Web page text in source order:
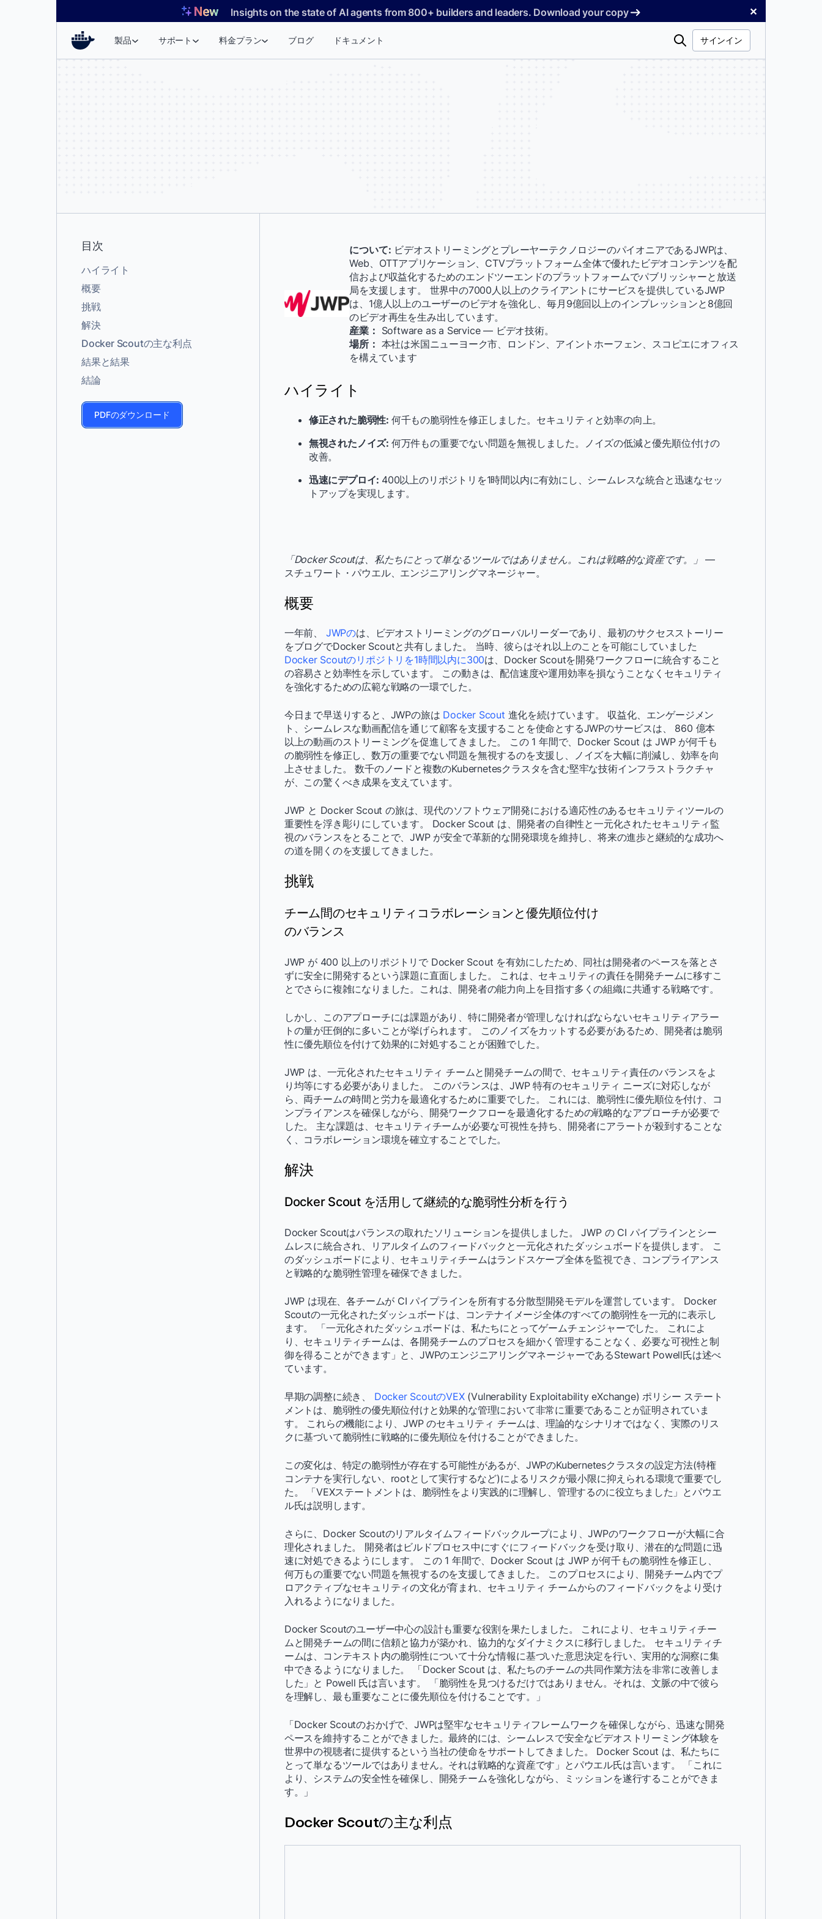
Insights on the state of AI agents from 800+ builders and leaders. Download your copy ✕
製品 サポート 料金プラン ブログ ドキュメント
検
サインイン
目次
ハイライト
概要
挑戦
解決
Docker Scoutの主な利点
結果と結果
結論
PDFのダウンロード
について: ビデオストリーミングとプレーヤーテクノロジーのパイオニアであるJWPは、
Web、OTTアプリケーション、CTVプラットフォーム全体で優れたビデオコンテンツを配
信および収益化するためのエンドツーエンドのプラットフォームでパブリッシャーと放送
局を支援します。 世界中の7000人以上のクライアントにサービスを提供しているJWP
は、1億人以上のユーザーのビデオを強化し、毎月9億回以上のインプレッションと8億回
のビデオ再生を生み出しています。
産業： Software as a Service — ビデオ技術。
場所： 本社は米国ニューヨーク市、ロンドン、アイントホーフェン、スコピエにオフィス
を構えています
ハイライト
修正された脆弱性: 何千もの脆弱性を修正しました。セキュリティと効率の向上。
無視されたノイズ: 何万件もの重要でない問題を無視しました。ノイズの低減と優先順位付けの
改善。
迅速にデプロイ: 400以上のリポジトリを1時間以内に有効にし、シームレスな統合と迅速なセッ
トアップを実現します。
「Docker Scoutは、私たちにとって単なるツールではありません。これは戦略的な資産です。」 —
スチュワート・パウエル、エンジニアリングマネージャー。
概要
一年前、 JWPのは、ビデオストリーミングのグローバルリーダーであり、最初のサクセスストーリー
をブログでDocker Scoutと共有しました。 当時、彼らはそれ以上のことを可能にしていました
Docker Scoutのリポジトリを1時間以内に300は、Docker Scoutを開発ワークフローに統合すること
の容易さと効率性を示しています。 この動きは、配信速度や運用効率を損なうことなくセキュリティ
を強化するための広範な戦略の一環でした。
今日まで早送りすると、JWPの旅は Docker Scout 進化を続けています。 収益化、エンゲージメン
ト、シームレスな動画配信を通じて顧客を支援することを使命とするJWPのサービスは、 860 億本
以上の動画のストリーミングを促進してきました。 この 1 年間で、Docker Scout は JWP が何千も
の脆弱性を修正し、数万の重要でない問題を無視するのを支援し、ノイズを大幅に削減し、効率を向
上させました。 数千のノードと複数のKubernetesクラスタを含む堅牢な技術インフラストラクチャ
が、この驚くべき成果を支えています。
JWP と Docker Scout の旅は、現代のソフトウェア開発における適応性のあるセキュリティツールの
重要性を浮き彫りにしています。 Docker Scout は、開発者の自律性と一元化されたセキュリティ監
視のバランスをとることで、JWP が安全で革新的な開発環境を維持し、将来の進歩と継続的な成功へ
の道を開くのを支援してきました。
挑戦
チーム間のセキュリティコラボレーションと優先順位付け
のバランス
JWP が 400 以上のリポジトリで Docker Scout を有効にしたため、同社は開発者のペースを落とさ
ずに安全に開発するという課題に直面しました。 これは、セキュリティの責任を開発チームに移すこ
とでさらに複雑になりました。これは、開発者の能力向上を目指す多くの組織に共通する戦略です。
しかし、このアプローチには課題があり、特に開発者が管理しなければならないセキュリティアラー
トの量が圧倒的に多いことが挙げられます。 このノイズをカットする必要があるため、開発者は脆弱
性に優先順位を付けて効果的に対処することが困難でした。
JWP は、一元化されたセキュリティ チームと開発チームの間で、セキュリティ責任のバランスをよ
り均等にする必要がありました。 このバランスは、JWP 特有のセキュリティ ニーズに対応しなが
ら、両チームの時間と労力を最適化するために重要でした。 これには、脆弱性に優先順位を付け、コ
ンプライアンスを確保しながら、開発ワークフローを最適化するための戦略的なアプローチが必要で
した。 主な課題は、セキュリティチームが必要な可視性を持ち、開発者にアラートが殺到することな
く、コラボレーション環境を確立することでした。
解決
Docker Scout を活用して継続的な脆弱性分析を行う
Docker Scoutはバランスの取れたソリューションを提供しました。 JWP の CI パイプラインとシー
ムレスに統合され、リアルタイムのフィードバックと一元化されたダッシュボードを提供します。 こ
のダッシュボードにより、セキュリティチームはランドスケープ全体を監視でき、コンプライアンス
と戦略的な脆弱性管理を確保できました。
JWP は現在、各チームが CI パイプラインを所有する分散型開発モデルを運営しています。 Docker
Scoutの一元化されたダッシュボードは、コンテナイメージ全体のすべての脆弱性を一元的に表示し
ます。 「一元化されたダッシュボードは、私たちにとってゲームチェンジャーでした。 これによ
り、セキュリティチームは、各開発チームのプロセスを細かく管理することなく、必要な可視性と制
御を得ることができます」と、JWPのエンジニアリングマネージャーであるStewart Powell氏は述べ
ています。
早期の調整に続き、 Docker ScoutのVEX (Vulnerability Exploitability eXchange) ポリシー ステート
メントは、脆弱性の優先順位付けと効果的な管理において非常に重要であることが証明されていま
す。 これらの機能により、JWP のセキュリティ チームは、理論的なシナリオではなく、実際のリス
クに基づいて脆弱性に戦略的に優先順位を付けることができました。
この変化は、特定の脆弱性が存在する可能性があるが、JWPのKubernetesクラスタの設定方法(特権
コンテナを実行しない、rootとして実行するなど)によるリスクが最小限に抑えられる環境で重要でし
た。 「VEXステートメントは、脆弱性をより実践的に理解し、管理するのに役立ちました」とパウエ
ル氏は説明します。
さらに、Docker Scoutのリアルタイムフィードバックループにより、JWPのワークフローが大幅に合
理化されました。 開発者はビルドプロセス中にすぐにフィードバックを受け取り、潜在的な問題に迅
速に対処できるようにします。 この 1 年間で、Docker Scout は JWP が何千もの脆弱性を修正し、
何万もの重要でない問題を無視するのを支援してきました。 このプロセスにより、開発チーム内でプ
ロアクティブなセキュリティの文化が育まれ、セキュリティ チームからのフィードバックをより受け
入れるようになりました。
Docker Scoutのユーザー中心の設計も重要な役割を果たしました。 これにより、セキュリティチー
ムと開発チームの間に信頼と協力が築かれ、協力的なダイナミクスに移行しました。 セキュリティチ
ームは、コンテキスト内の脆弱性について十分な情報に基づいた意思決定を行い、実用的な洞察に集
中できるようになりました。 「Docker Scout は、私たちのチームの共同作業方法を非常に改善しま
した」と Powell 氏は言います。 「脆弱性を見つけるだけではありません。それは、文脈の中で彼ら
を理解し、最も重要なことに優先順位を付けることです。」
「Docker Scoutのおかげで、JWPは堅牢なセキュリティフレームワークを確保しながら、迅速な開発
ペースを維持することができました。最終的には、シームレスで安全なビデオストリーミング体験を
世界中の視聴者に提供するという当社の使命をサポートしてきました。 Docker Scout は、私たちに
とって単なるツールではありません。それは戦略的な資産です」とパウエル氏は言います。 「これに
より、システムの安全性を確保し、開発チームを強化しながら、ミッションを遂行することができま
す。」
Docker Scoutの主な利点